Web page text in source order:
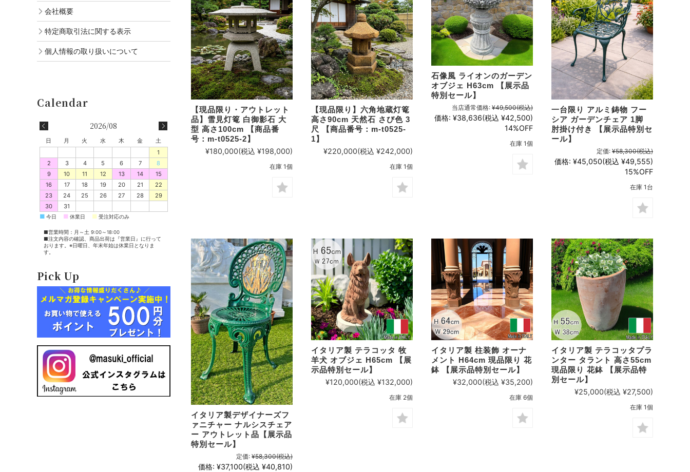
【現品限り・アウトレット
品】雪見灯篭 白御影石 大
型 高さ100cm 【商品番
号：m-t0525-2】
¥180,000(税込 ¥198,000)
在庫 1個
【現品限り】六角地蔵灯篭
高さ90cm 天然石 さび色 3
尺 【商品番号：m-t0525-
1】
¥220,000(税込 ¥242,000)
在庫 1個
石像風 ライオンのガーデン
オブジェ H63cm 【展示品
特別セール】
当店通常価格: ¥49,500(税込)
価格: ¥38,636(税込 ¥42,500)
14%OFF
在庫 1個
一台限り アルミ鋳物 フー
シア ガーデンチェア 1脚
肘掛け付き 【展示品特別セ
ール】
定価: ¥58,300(税込)
価格: ¥45,050(税込 ¥49,555)
15%OFF
在庫 1台
イタリア製デザイナーズフ
ァニチャー ナルシスチェア
ー アウトレット品【展示品
特別セール】
定価: ¥58,300(税込)
価格: ¥37,100(税込 ¥40,810)
イタリア製 テラコッタ 牧
羊犬 オブジェ H65cm 【展
示品特別セール】
¥120,000(税込 ¥132,000)
在庫 2個
イタリア製 柱装飾 オーナ
メント H64cm 現品限り 花
鉢 【展示品特別セール】
¥32,000(税込 ¥35,200)
在庫 6個
イタリア製 テラコッタプラ
ンター タラント 高さ55cm
現品限り 花鉢 【展示品特
別セール】
¥25,000(税込 ¥27,500)
在庫 1個
会社概要
特定商取引法に関する表示
個人情報の取り扱いについて
2026/08
日 月 火 水 木 金
土
1
2
3 4 5 6 7
8
9
10 11 12 13 14
15
16
17 18 19 20 21
22
23
24 25 26 27 28
29
30
31
■ 今日 ■ 休業日 ■ 受注対応のみ
■営業時間：月～土 9:00～18:00
■注文内容の確認、商品出荷は『営業日』に行って
おります。※日曜日、年末年始は休業日となりま
す。
Pick Up